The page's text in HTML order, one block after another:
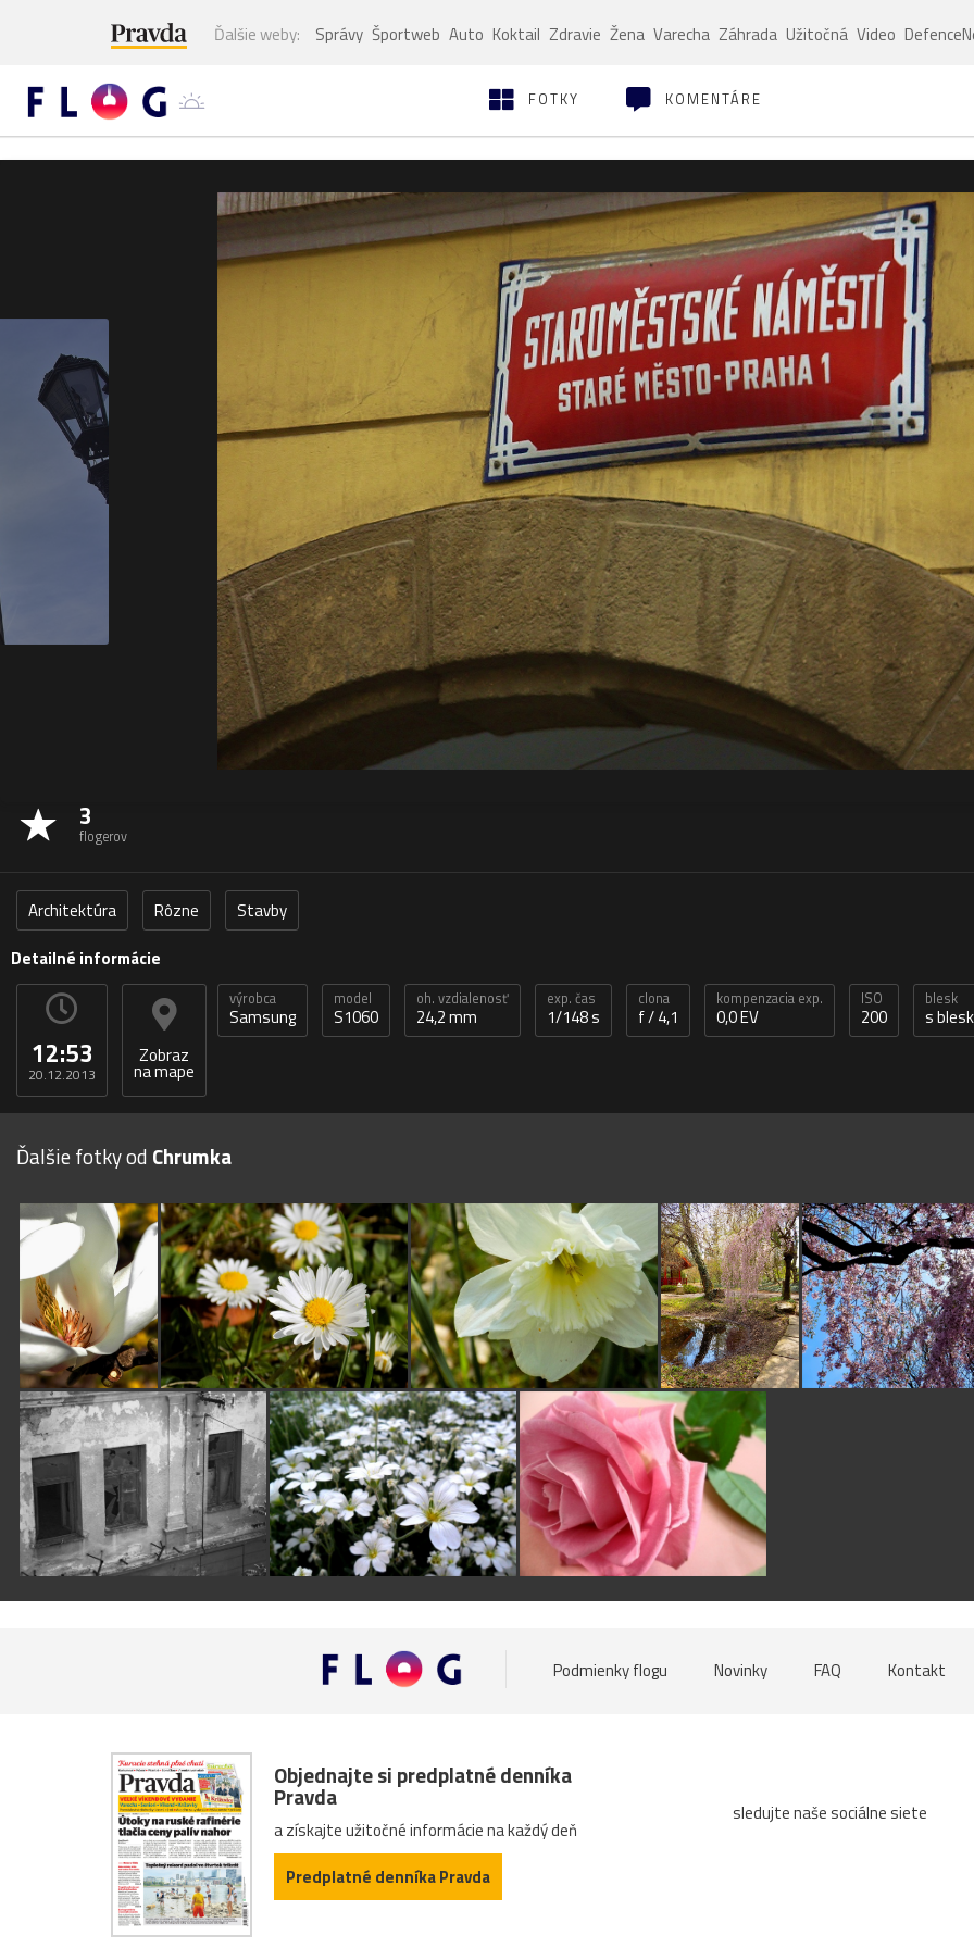
Ďalšie weby: Správy Športweb Auto Koktail Zdravie Žena Varecha Záhrada Užitočná Video
FOTKY KOMENTÁRE
3
flogerov
Architektúra Rôzne
Stavby
Detailné informácie
12:53
20.12.2013
Zobraz
na mape
výrobca
Samsung
model
S1060
oh. vzdialenosť
24,2 mm
exp. čas
1/148 s
clona
f / 4,1
kompenzacia exp.
0,0 EV
ISO
200
blesk
s
Ďalšie fotky od Chrumka
Podmienky flogu Novinky FAQ Kontakt
Objednajte si predplatné denníka
Pravda
a získajte užitočné informácie na každý deň
Predplatné denníka Pravda
sledujte naše sociálne siete